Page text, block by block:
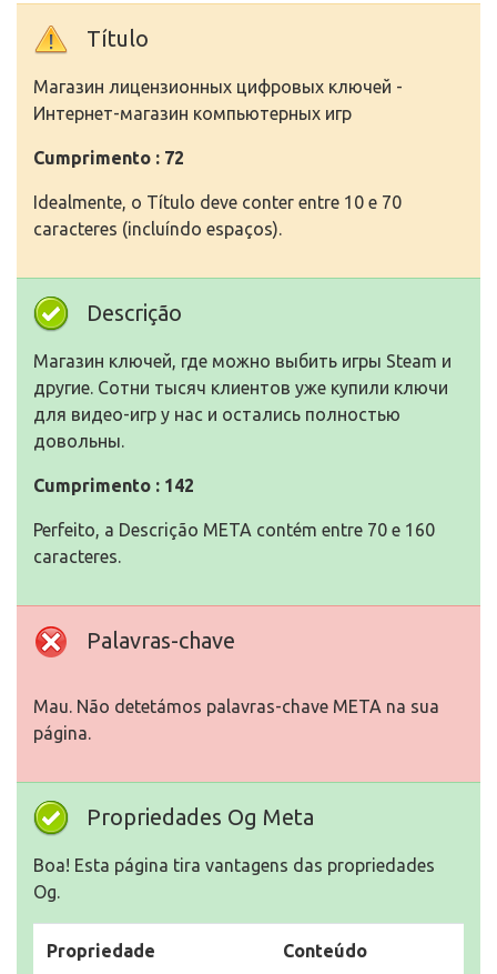
Título
Магазин лицензионных цифровых ключей -
Интернет-магазин компьютерных игр
Cumprimento : 72
Idealmente, o Título deve conter entre 10 e 70
caracteres (incluíndo espaços).
Descrição
Магазин ключей, где можно выбить игры Steam и
другие. Сотни тысяч клиентов уже купили ключи
для видео-игр у нас и остались полностью
довольны.
Cumprimento : 142
Perfeito, a Descrição META contém entre 70 e 160
caracteres.
Palavras-chave
Mau. Não detetámos palavras-chave META na sua
página.
Propriedades Og Meta
Boa! Esta página tira vantagens das propriedades
Og.
Propriedade Conteúdo